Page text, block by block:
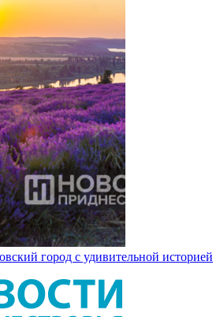
город с удивительной историей